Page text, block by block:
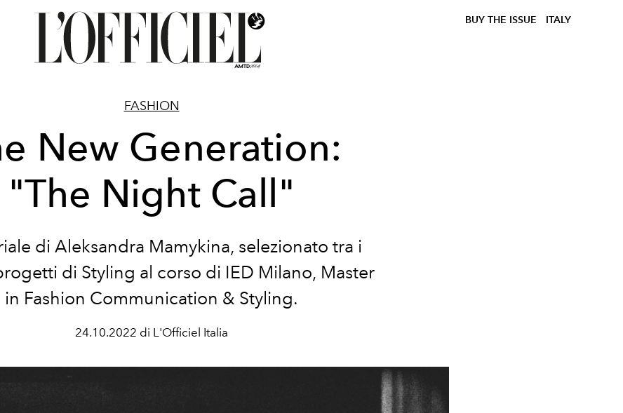
BUY THE ISSUE ITALY
FASHION
New Generation:
"The Night Call"
di Aleksandra Mamykina, selezionato tra i
di Styling al corso di IED Milano, Master
in Fashion Communication & Styling.
24.10.2022 di L'Officiel Italia